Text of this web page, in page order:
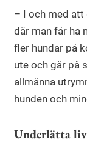
– I och med
där man får ha
fler hundar på
ute och går på
allmänna
hunden och
Underlätta